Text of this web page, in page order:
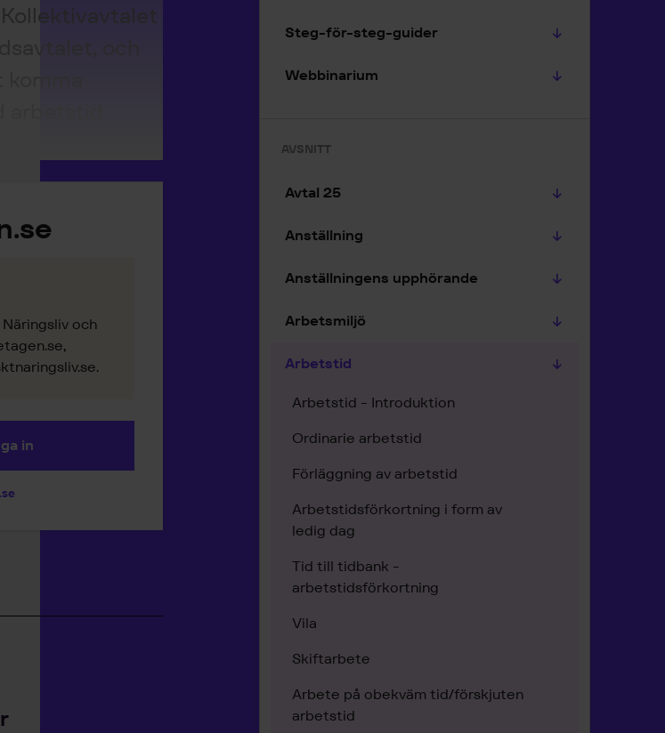
och
in
Steg-för-steg-guider
Webbinarium
AVSNITT
Avtal 25
Anställning
Anställningens upphörande
Arbetsmiljö
Arbetstid
Arbetstid - Introduktion
Ordinarie arbetstid
Förläggning av arbetstid
Arbetstidsförkortning i form av
ledig dag
Tid till tidbank -
arbetstidsförkortning
Vila
Skiftarbete
Arbete på obekväm tid/förskjuten
arbetstid